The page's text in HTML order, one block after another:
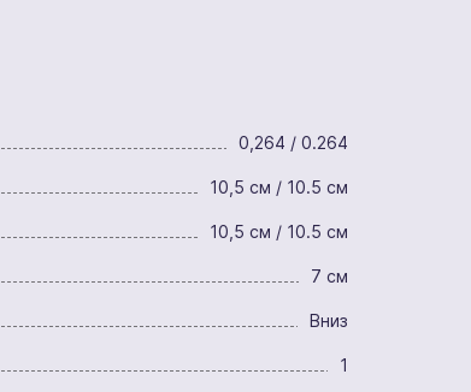
0,264 / 0.264
10,5 см / 10.5 см
10,5 см / 10.5 см
7 см
Вниз
1